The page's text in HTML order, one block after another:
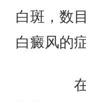
白斑，数
白癜风的
在